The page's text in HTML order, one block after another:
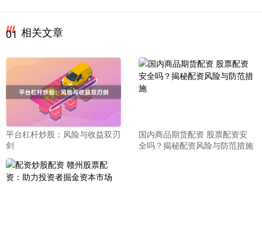
01 相关文章
平台杠杆炒股：风险与收益双刃
剑
国内商品期货配资 股票配资安
全吗？揭秘配资风险与防范措施